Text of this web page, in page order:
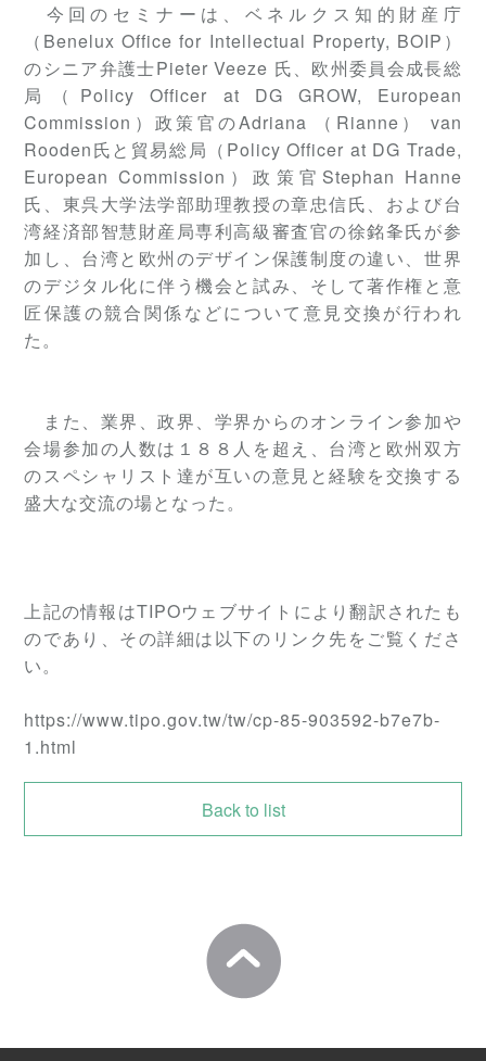
今回のセミナーは、ベネルクス知的財産庁
（Benelux Office for Intellectual Property, BOIP）
のシニア弁護士Pieter Veeze 氏、欧州委員会成長総
局（Policy Officer at DG GROW, European
Commission）政策官のAdriana （Rianne） van
Rooden氏と貿易総局（Policy Officer at DG Trade,
European Commission）政策官Stephan Hanne
氏、東呉大学法学部助理教授の章忠信氏、および台
湾経済部智慧財産局専利高級審査官の徐銘夆氏が参
加し、台湾と欧州のデザイン保護制度の違い、世界
のデジタル化に伴う機会と試み、そして著作権と意
匠保護の競合関係などについて意見交換が行われ
た。
また、業界、政界、学界からのオンライン参加や
会場参加の人数は１８８人を超え、台湾と欧州双方
のスペシャリスト達が互いの意見と経験を交換する
盛大な交流の場となった。
上記の情報はTIPOウェブサイトにより翻訳されたも
のであり、その詳細は以下のリンク先をご覧くださ
い。
https://www.tipo.gov.tw/tw/cp-85-903592-b7e7b-
1.html
Back to list